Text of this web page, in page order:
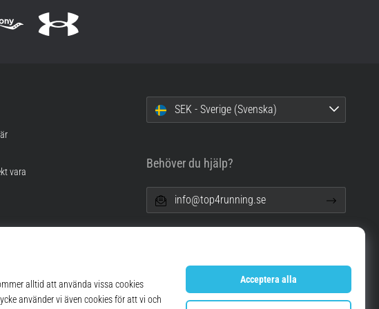
vara
SEK - Sverige (Svenska)
Behöver du hjälp?
info@top4running.se